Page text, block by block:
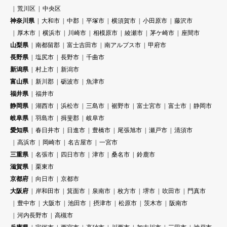
荒川区
中央区
神奈川県
大和市 中郡 平塚市 横須賀市 小田原市
藤沢市
厚木市
横浜市 川崎市 相模原市 綾瀬市 茅ケ崎市
座間市
山梨県
南都留郡 富士吉田市 南アルプス市
甲府市
長野県
塩尻市 長野市
千曲市
新潟県
村上市
新潟市
富山県
新川郡 砺波市
魚津市
福井県
福井市
静岡県
湖西市 浜松市 三島市 裾野市 富士宮市 富士市
静岡市
岐阜県
羽島市 揖斐郡
岐阜市
愛知県
春日井市 日進市 豊橋市 尾張旭市 瀬戸市
清須市
高浜市
岡崎市 名古屋市
一宮市
三重県
名張市 四日市市 津市 桑名市
鈴鹿市
滋賀県
栗東市
京都府
向日市
京都市
大阪府
岸和田市 箕面市 泉南市 枚方市 堺市 吹田市
門真市
豊中市
大阪市 池田市 摂津市 松原市 茨木市
阪南市
河内長野市
高槻市